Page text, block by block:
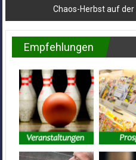
Chaos-Herbst auf
Empfehlungen